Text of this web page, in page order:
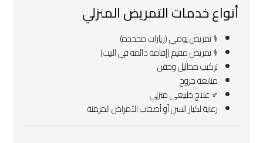
️ أنواع خدمات التمريض المنزلي
‍⚕️ تمريض يومي (زيارات محددة)
‍⚕️ تمريض مقيم (إقامة دائمة في البيت)
تركيب محاليل وحقن
متابعة جروح
‍♂️ علاج طبيعي منزلي
رعاية لكبار السن أو أصحاب الأمراض المزمنة